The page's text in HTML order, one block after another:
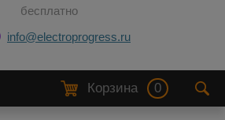
бесплатно
info@electroprogress.ru
Корзина 0